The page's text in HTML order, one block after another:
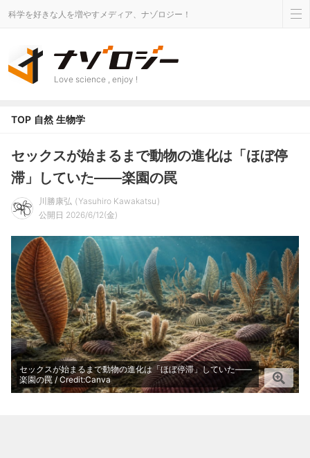
科学を好きな人を増やすメディア、ナゾロジー！
Love science , enjoy !
TOP 自然 生物学
セックスが始まるまで動物の進化は「ほぼ停
滞」していた――楽園の罠
川勝康弘
Yasuhiro Kawakatsu
公開日 2026/6/12(金)
セックスが始まるまで動物の進化は「ほぼ停滞」していた――
楽園の罠 / Credit:Canva